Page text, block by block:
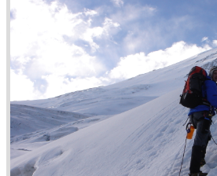
Шелковый путь
Едем на Иссык-Куль
Пансионаты на побережье Иссык-Куля